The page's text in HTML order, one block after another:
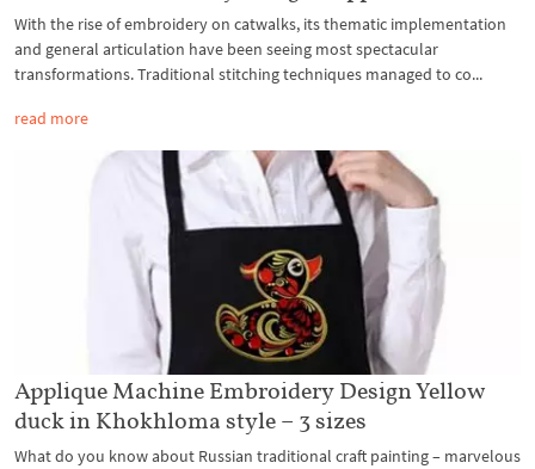
With the rise of embroidery on catwalks, its thematic implementation
and general articulation have been seeing most spectacular
transformations. Traditional stitching techniques managed to co...
read more
Applique Machine Embroidery Design Yellow
duck in Khokhloma style – 3 sizes
What do you know about Russian traditional craft painting – marvelous